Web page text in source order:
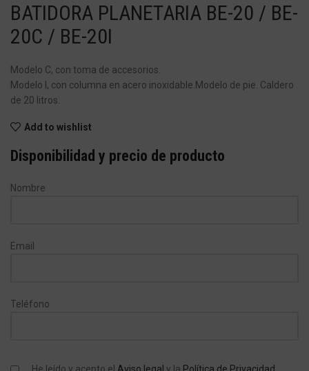
BATIDORA PLANETARIA BE-20 / BE-
20C / BE-20I
Modelo C, con toma de accesorios.
Modelo I, con columna en acero inoxidable.Modelo de pie. Caldero
de 20 litros.
Add to wishlist
Disponibilidad y precio de producto
Nombre
Email
Teléfono